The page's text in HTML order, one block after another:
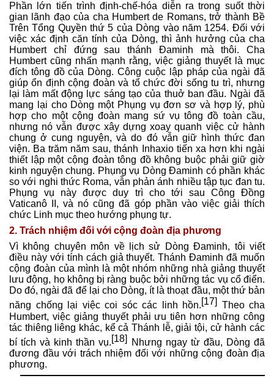
Phần lớn tiến trình định-chế-hóa diễn ra trong suốt thời
gian lãnh đạo của cha Humbert de Romans, trở thành Bề
Trên Tổng Quyền thứ 5 của Dòng vào năm 1254. Đối với
việc xác định căn tính của Dòng, thì ảnh hưởng của cha
Humbert chỉ đứng sau thánh Đaminh mà thôi. Cha
Humbert cũng nhấn mạnh rằng, việc giảng thuyết là mục
đích tông đồ của Dòng. Công cuộc lập pháp của ngài đã
giúp ổn định cộng đoàn và tổ chức đời sống tu trì, nhưng
lại làm mất động lực sáng tạo của thuở ban đầu. Ngài đã
mang lại cho Dòng một Phụng vụ đơn sơ và hợp lý, phù
hợp cho một cộng đoàn mang sứ vụ tông đồ toàn cầu,
nhưng nó vẫn được xây dựng xoay quanh việc cử hành
chung ở cung nguyện, và do đó vẫn giữ hình thức đan
viện. Ba trăm năm sau, thánh Inhaxio tiến xa hơn khi ngài
thiết lập một cộng đoàn tông đồ không buộc phải giữ giờ
kinh nguyện chung. Phụng vụ Dòng Đaminh có phần khác
so với nghi thức Roma, vẫn phản ánh nhiều tập tục đan tu.
Phụng vụ này được duy trì cho tới sau Công Đồng
Vaticanô II, và nó cũng đã góp phần vào việc giải thích
chức Linh mục theo hướng phụng tự.
2. Trách nhiệm đối với cộng đoàn địa phương
Vì không chuyên môn về lịch sử Dòng Đaminh, tôi viết
điều này với tính cách giả thuyết. Thánh Đaminh đã muốn
cộng đoàn của mình là một nhóm những nhà giảng thuyết
lưu động, họ không bị ràng buộc bởi những tác vụ cổ điển.
Do đó, ngài đã để lại cho Dòng, ít là thoạt đầu, một thứ bản
năng chống lại việc coi sóc các linh hồn.[17] Theo cha
Humbert, việc giảng thuyết phải ưu tiên hơn những công
tác thiêng liêng khác, kể cả Thánh lễ, giải tội, cử hành các
bí tích và kinh thần vụ.[18]
Nhưng ngay từ đầu, Dòng đã
đương đầu với trách nhiệm đối với những cộng đoàn địa
phương.